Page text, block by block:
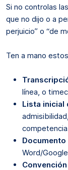
Si no controlas
que no dijo o a
perjuicio” o “de
Ten a mano
línea, o
Lista inicial
Word/